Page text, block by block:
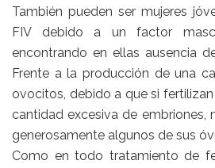
También pueden ser mujeres
FIV debido a un factor
encontrando en ellas ausencia
Frente a la producción de una
ovocitos, debido a que si
cantidad excesiva de embriones,
generosamente algunos de sus
Como en todo tratamiento de